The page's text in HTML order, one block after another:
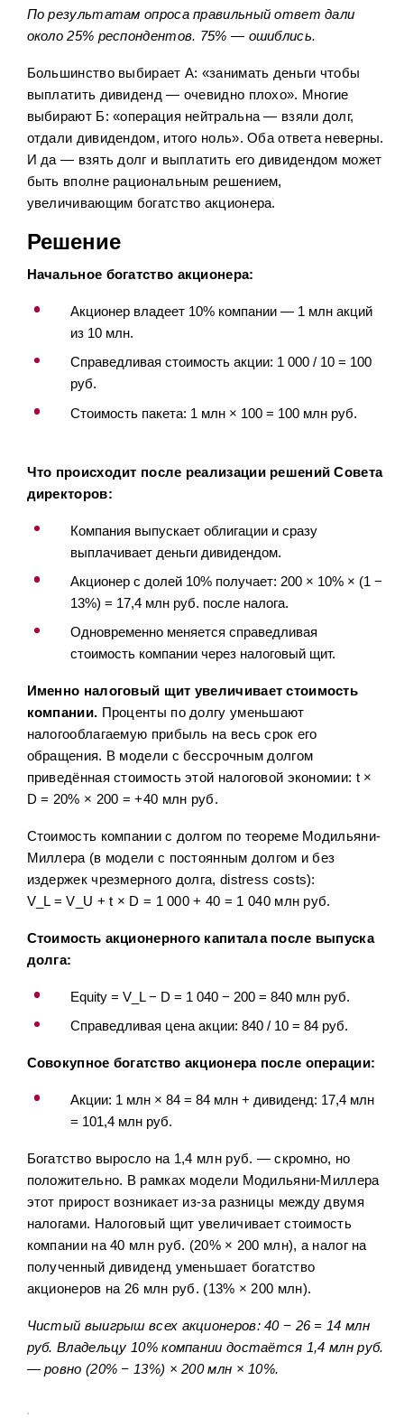
По результатам опроса правильный ответ дали
около 25% респондентов. 75% — ошиблись.
Большинство выбирает А: «занимать деньги чтобы
выплатить дивиденд — очевидно плохо». Многие
выбирают Б: «операция нейтральна — взяли долг,
отдали дивидендом, итого ноль». Оба ответа неверны.
И да — взять долг и выплатить его дивидендом может
быть вполне рациональным решением,
увеличивающим богатство акционера.
Решение
Начальное богатство акционера:
Акционер владеет 10% компании — 1 млн акций
из 10 млн.
Справедливая стоимость акции: 1 000 / 10 = 100
руб.
Стоимость пакета: 1 млн × 100 = 100 млн руб.
Что происходит после реализации решений Совета
директоров:
Компания выпускает облигации и сразу
выплачивает деньги дивидендом.
Акционер с долей 10% получает: 200 × 10% × (1 −
13%) = 17,4 млн руб. после налога.
Одновременно меняется справедливая
стоимость компании через налоговый щит.
Именно налоговый щит увеличивает стоимость
компании. Проценты по долгу уменьшают
налогооблагаемую прибыль на весь срок его
обращения. В модели с бессрочным долгом
приведённая стоимость этой налоговой экономии: t ×
D = 20% × 200 = +40 млн руб.
Стоимость компании с долгом по теореме Модильяни-
Миллера (в модели с постоянным долгом и без
издержек чрезмерного долга, distress costs):
V_L = V_U + t × D = 1 000 + 40 = 1 040 млн руб.
Стоимость акционерного капитала после выпуска
долга:
Equity = V_L − D = 1 040 − 200 = 840 млн руб.
Справедливая цена акции: 840 / 10 = 84 руб.
Совокупное богатство акционера после операции:
Акции: 1 млн × 84 = 84 млн + дивиденд: 17,4 млн
= 101,4 млн руб.
Богатство выросло на 1,4 млн руб. — скромно, но
положительно. В рамках модели Модильяни-Миллера
этот прирост возникает из-за разницы между двумя
налогами. Налоговый щит увеличивает стоимость
компании на 40 млн руб. (20% × 200 млн), а налог на
полученный дивиденд уменьшает богатство
акционеров на 26 млн руб. (13% × 200 млн).
Чистый выигрыш всех акционеров: 40 − 26 = 14 млн
руб. Владельцу 10% компании достаётся 1,4 млн руб.
— ровно (20% − 13%) × 200 млн × 10%.